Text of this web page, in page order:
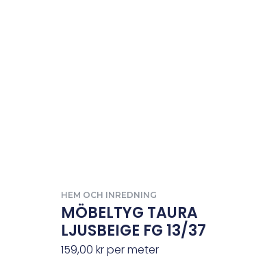
HEM OCH INREDNING
MÖBELTYG TAURA
LJUSBEIGE FG 13/37
159,00 krper meter